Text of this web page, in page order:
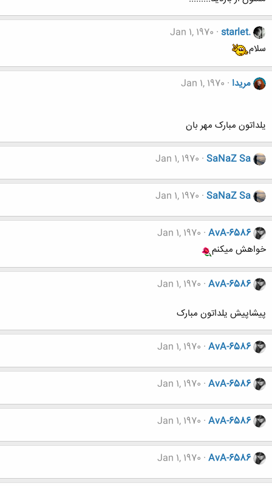
starlet.
Jan 1, 1970
سلام
مریدا Jan 1, 1970
یلداتون مبارک مهر بان
SaNaZ Sa
Jan 1, 1970
SaNaZ Sa
Jan 1, 1970
AvA-6586
Jan 1, 1970
خواهش میکنم
AvA-6586
Jan 1, 1970
پیشاپیش یلداتون مبارک
AvA-6586
Jan 1, 1970
AvA-6586
Jan 1, 1970
AvA-6586
Jan 1, 1970
AvA-6586
Jan 1, 1970